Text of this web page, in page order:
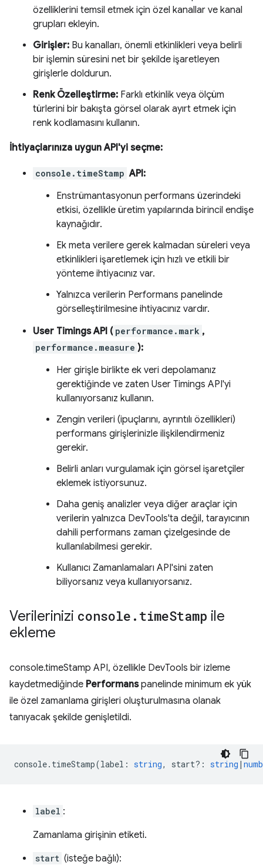
özelliklerini temsil etmek için özel kanallar ve kanal
grupları ekleyin.
Girişler: Bu kanalları, önemli etkinlikleri veya belirli
bir işlemin süresini net bir şekilde işaretleyen
girişlerle doldurun.
Renk Özelleştirme: Farklı etkinlik veya ölçüm
türlerini bir bakışta görsel olarak ayırt etmek için
renk kodlamasını kullanın.
İhtiyaçlarınıza uygun API'yi seçme:
console.timeStamp API:
Enstrümantasyonun performans üzerindeki
etkisi, özellikle üretim yapılarında birincil endişe
kaynağıdır.
Ek meta verilere gerek kalmadan süreleri veya
etkinlikleri işaretlemek için hızlı ve etkili bir
yönteme ihtiyacınız var.
Yalnızca verilerin Performans panelinde
görselleştirilmesine ihtiyacınız vardır.
User Timings API ( performance.mark ,
performance.measure ):
Her girişle birlikte ek veri depolamanız
gerektiğinde ve zaten User Timings API'yi
kullanıyorsanız kullanın.
Zengin verileri (ipuçlarını, ayrıntılı özellikleri)
performans girişlerinizle ilişkilendirmeniz
gerekir.
Belirli anları vurgulamak için görsel işaretçiler
eklemek istiyorsunuz.
Daha geniş analizler veya diğer araçlar için
verilerin yalnızca DevTools'ta değil, tarayıcının
dahili performans zaman çizelgesinde de
kullanılabilmesi gerekir.
Kullanıcı Zamanlamaları API'sini zaten
biliyorsanız veya kullanıyorsanız.
Verilerinizi console . timeStamp ile
ekleme
console.timeStamp API, özellikle DevTools bir izleme
kaydetmediğinde Performanspanelinde minimum ek yük
ile özel zamanlama girişleri oluşturulmasına olanak
tanıyacak şekilde genişletildi.
console. timeStamp(label : string, start? : string |
label :
Zamanlama girişinin etiketi.
start (isteğe bağlı):